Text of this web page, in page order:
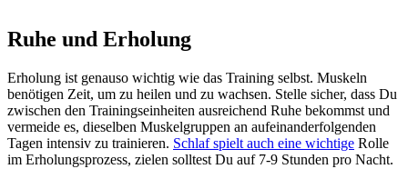
Ruhe und Erholung
Erholung ist genauso wichtig wie das Training selbst. Muskeln
benötigen Zeit, um zu heilen und zu wachsen. Stelle sicher, dass Du
zwischen den Trainingseinheiten ausreichend Ruhe bekommst und
vermeide es, dieselben Muskelgruppen an aufeinanderfolgenden
Tagen intensiv zu trainieren. Schlaf spielt auch eine wichtige Rolle
im Erholungsprozess, zielen solltest Du auf 7-9 Stunden pro Nacht.